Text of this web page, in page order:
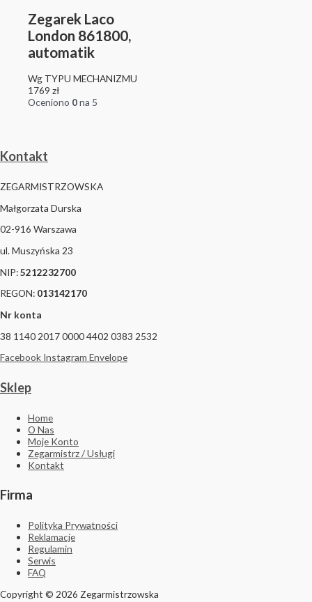
Zegarek Laco
London 861800,
automatik
Wg TYPU MECHANIZMU
1769 zł
Oceniono 0na 5
Kontakt
ZEGARMISTRZOWSKA
Małgorzata Durska
02-916 Warszawa
ul. Muszyńska 23
NIP:5212232700
REGON: 013142170
Nr konta
38 1140 2017 0000 4402 0383 2532
Facebook Instagram Envelope
Sklep
Home
O Nas
Moje Konto
Zegarmistrz / Usługi
Kontakt
Firma
Polityka Prywatności
Reklamacje
Regulamin
Serwis
FAQ
Copyright © 2026 Zegarmistrzowska